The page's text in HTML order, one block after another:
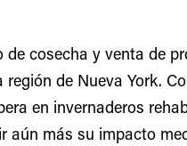
cosecha y venta de
de Nueva York.
en invernaderos
aún más su impacto